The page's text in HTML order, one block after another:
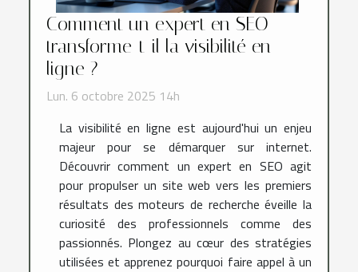
Comment un expert en SEO
transforme-t-il la visibilité en
ligne ?
Lun. 6 octobre 2025 14h
La visibilité en ligne est aujourd'hui un enjeu
majeur pour se démarquer sur internet.
Découvrir comment un expert en SEO agit
pour propulser un site web vers les premiers
résultats des moteurs de recherche éveille la
curiosité des professionnels comme des
passionnés. Plongez au cœur des stratégies
utilisées et apprenez pourquoi faire appel à un